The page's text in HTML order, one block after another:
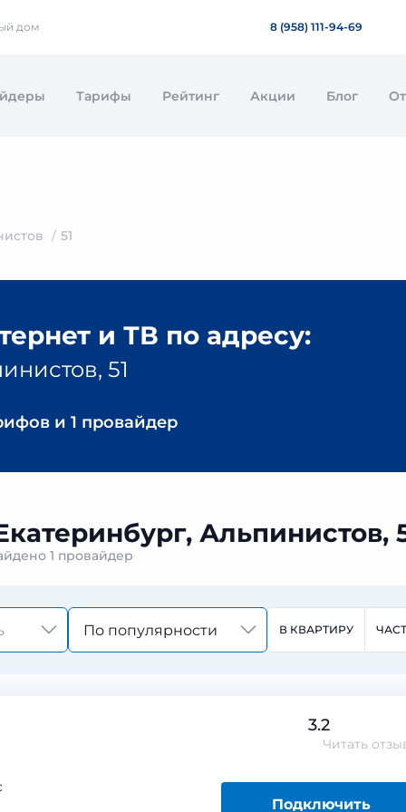
дом 8 (958) 111-94-69
Тарифы Рейтинг Акции Блог
51
и ТВ по адресу:
51
и 1 провайдер
Альпинистов,
1 провайдер
По популярности В КВАРТИРУ
3.2
Читать
Подключить